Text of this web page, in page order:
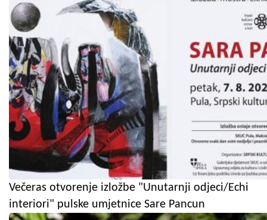
Večeras otvorenje izložbe "Unutarnji odjeci/Echi
interiori" pulske umjetnice Sare Pancun